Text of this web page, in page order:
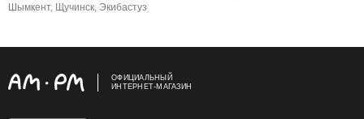
Шымкент, Щучинск, Экибастуз
ОФИЦИАЛЬНЫЙ
ИНТЕРНЕТ-МАГАЗИН